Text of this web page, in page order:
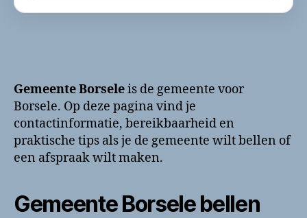
Gemeente Borseleis de gemeente voor
Borsele. Op deze pagina vind je
contactinformatie, bereikbaarheid en
praktische tips als je de gemeente wilt bellen of
een afspraak wilt maken.
Gemeente Borsele bellen